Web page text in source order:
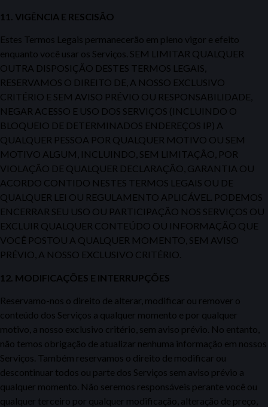
11. VIGÊNCIA E RESCISÃO
Estes Termos Legais permanecerão em pleno vigor e efeito
enquanto você usar os Serviços. SEM LIMITAR QUALQUER
OUTRA DISPOSIÇÃO DESTES TERMOS LEGAIS,
RESERVAMOS O DIREITO DE, A NOSSO EXCLUSIVO
CRITÉRIO E SEM AVISO PRÉVIO OU RESPONSABILIDADE,
NEGAR ACESSO E USO DOS SERVIÇOS (INCLUINDO O
BLOQUEIO DE DETERMINADOS ENDEREÇOS IP) A
QUALQUER PESSOA POR QUALQUER MOTIVO OU SEM
MOTIVO ALGUM, INCLUINDO, SEM LIMITAÇÃO, POR
VIOLAÇÃO DE QUALQUER DECLARAÇÃO, GARANTIA OU
ACORDO CONTIDO NESTES TERMOS LEGAIS OU DE
QUALQUER LEI OU REGULAMENTO APLICÁVEL. PODEMOS
ENCERRAR SEU USO OU PARTICIPAÇÃO NOS SERVIÇOS OU
EXCLUIR QUALQUER CONTEÚDO OU INFORMAÇÃO QUE
VOCÊ POSTOU A QUALQUER MOMENTO, SEM AVISO
PRÉVIO, A NOSSO EXCLUSIVO CRITÉRIO.
12. MODIFICAÇÕES E INTERRUPÇÕES
Reservamo-nos o direito de alterar, modificar ou remover o
conteúdo dos Serviços a qualquer momento e por qualquer
motivo, a nosso exclusivo critério, sem aviso prévio. No entanto,
não temos obrigação de atualizar nenhuma informação em nossos
Serviços. Também reservamos o direito de modificar ou
descontinuar todos ou parte dos Serviços sem aviso prévio a
qualquer momento. Não seremos responsáveis perante você ou
qualquer terceiro por qualquer modificação, alteração de preço,